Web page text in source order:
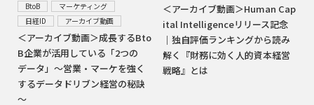
BtoB
マーケティング
日経ID
アーカイブ動画
＜アーカイブ動画＞成長するBto
B企業が活用している「2つの
データ」～営業・マーケを強く
するデータドリブン経営の秘訣
～
＜アーカイブ動画＞Human Cap
ital Intelligenceリリース記念
｜独自評価ランキングから読み
解く『財務に効く人的資本経営
戦略』とは